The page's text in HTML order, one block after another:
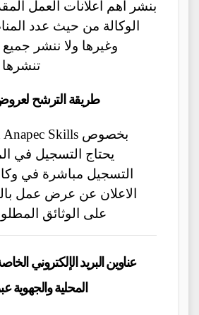
بنشر أهم اعلانات العمل
الوكالة من حيث عدد
وغيرها ولا ننشر جميع
تنشرها
طريقة الترشح
يحتاج التسجيل في
التسجيل مباشرة في
الاعلان عن عرض عمل
على الوثائق
عناوين البريد الإلكتروني
المحلية والجهوية